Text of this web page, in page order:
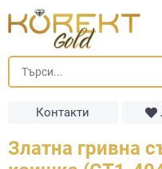
Контакти
Златна гривна